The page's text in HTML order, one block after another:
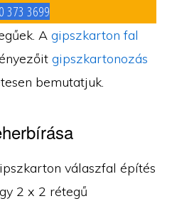
373 3699
Agipszkarton fal
gipszkartonozás
bemutatjuk.
válaszfal építés
2 x 2 rétegű